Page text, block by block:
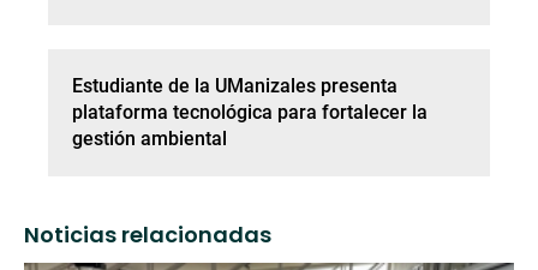
Estudiante de la UManizales presenta
plataforma tecnológica para fortalecer la
gestión ambiental
Noticias relacionadas